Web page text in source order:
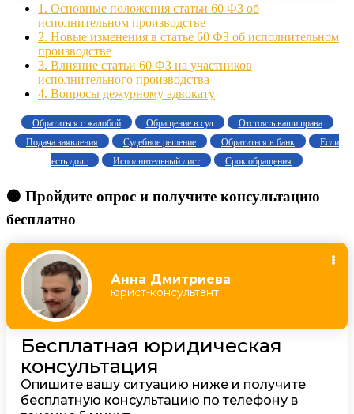
1. Основные положения статьи 60 ФЗ об
исполнительном производстве
2. Новые изменения в статье 60 ФЗ об исполнительном
производстве
3. Влияние статьи 60 ФЗ на участников
исполнительного производства
4. Вопросы дежурному адвокату
Обратиться с жалобой Обращение в суд
Отстоять ваши права
Подача заявления
Судебное решение Обратиться в банк
Если
есть долг
Исполнительный лист Срок обращения
🟠 Пройдите опрос и получите консультацию
бесплатно